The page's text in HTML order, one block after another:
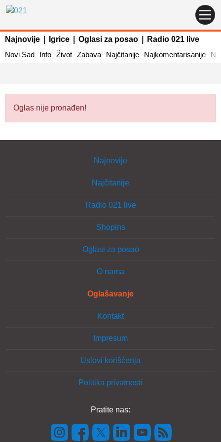
Najnovije Igrice Oglasi za posao
Radio 021 live
Novi Sad
Info Život Zabava Najčitanije Najkomentarisanije
Oglas nije pronađen!
Najnovije
Najčitanije
Radio 021 live
Shopins
Oglasi za posao
O nama
Oglašavanje
Kontakt
Impresum
Uslovi korišćenja
Politika privatnosti
Pratite nas: